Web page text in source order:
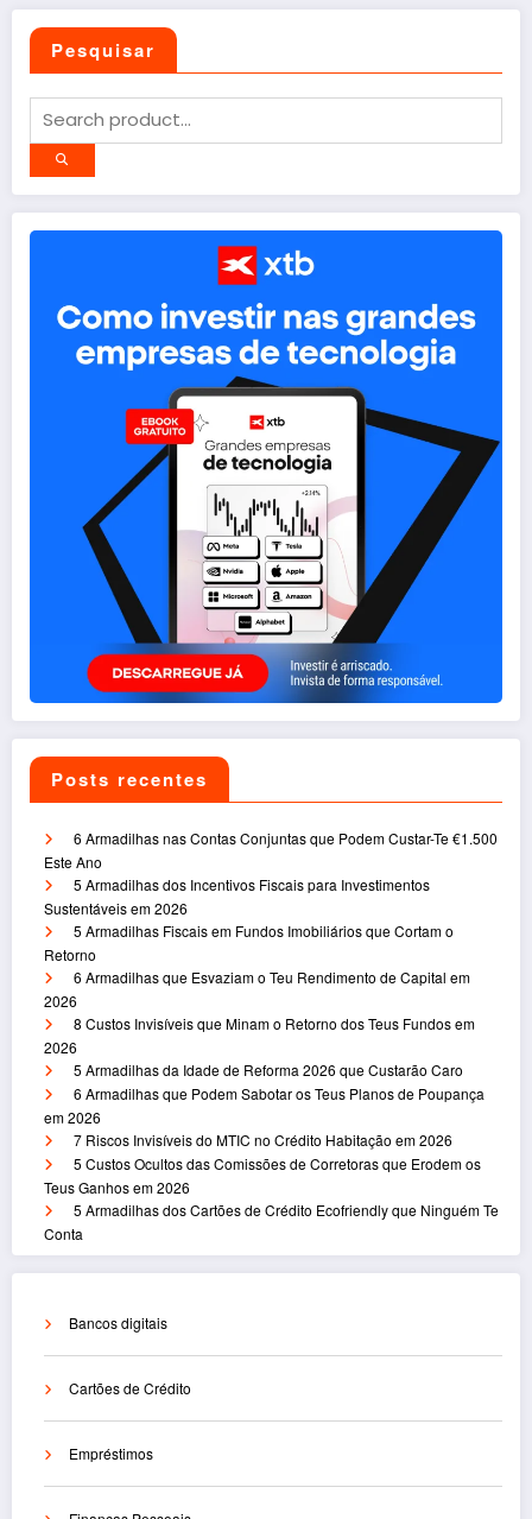
Pesquisar
Posts recentes
6 Armadilhas nas Contas Conjuntas que Podem Custar-Te €1.500
Este Ano
5 Armadilhas dos Incentivos Fiscais para Investimentos
Sustentáveis em 2026
5 Armadilhas Fiscais em Fundos Imobiliários que Cortam o
Retorno
6 Armadilhas que Esvaziam o Teu Rendimento de Capital em
2026
8 Custos Invisíveis que Minam o Retorno dos Teus Fundos em
2026
5 Armadilhas da Idade de Reforma 2026 que Custarão Caro
6 Armadilhas que Podem Sabotar os Teus Planos de Poupança
em 2026
7 Riscos Invisíveis do MTIC no Crédito Habitação em 2026
5 Custos Ocultos das Comissões de Corretoras que Erodem os
Teus Ganhos em 2026
5 Armadilhas dos Cartões de Crédito Ecofriendly que Ninguém Te
Conta
Bancos digitais
Cartões de Crédito
Empréstimos